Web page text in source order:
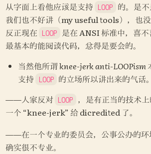
从字面上看他应该是支持 LOOP 的。是
我们也不好讲（my useful tools），也没
反正现在
LOOP
是在 ANSI 标准中，喜
最基本的能阅读代码，总得是要会的。
当然他所谓 knee-jerk anti-LOOPism
支持
LOOP 的立场所以讲出来的气话。
——人家反对
LOOP
，是有正当的技术
一个 “knee-jerk” 给 dicredited 了。
——在一个专业的委员会，公事公办的环
确实很不专业。